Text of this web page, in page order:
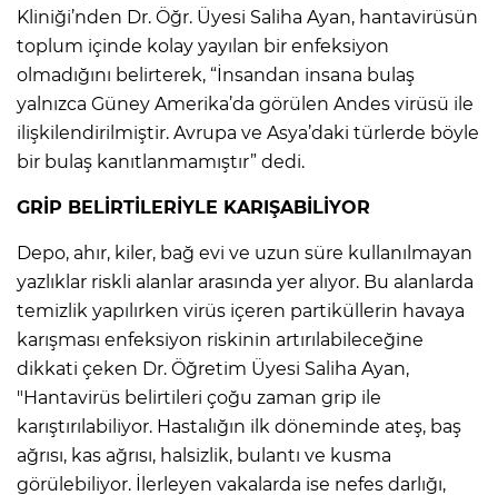
Kliniği’nden Dr. Öğr. Üyesi Saliha Ayan, hantavirüsün
toplum içinde kolay yayılan bir enfeksiyon
olmadığını belirterek, “İnsandan insana bulaş
yalnızca Güney Amerika’da görülen Andes virüsü ile
ilişkilendirilmiştir. Avrupa ve Asya’daki türlerde böyle
bir bulaş kanıtlanmamıştır” dedi.
GRİP BELİRTİLERİYLE KARIŞABİLİYOR
Depo, ahır, kiler, bağ evi ve uzun süre kullanılmayan
yazlıklar riskli alanlar arasında yer alıyor. Bu alanlarda
temizlik yapılırken virüs içeren partiküllerin havaya
karışması enfeksiyon riskinin artırılabileceğine
dikkati çeken Dr. Öğretim Üyesi Saliha Ayan,
"Hantavirüs belirtileri çoğu zaman grip ile
karıştırılabiliyor. Hastalığın ilk döneminde ateş, baş
ağrısı, kas ağrısı, halsizlik, bulantı ve kusma
görülebiliyor. İlerleyen vakalarda ise nefes darlığı,